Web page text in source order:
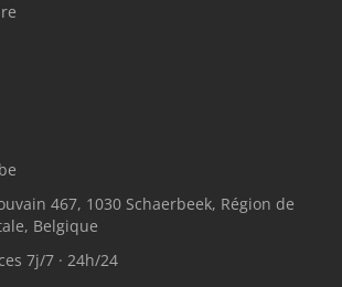
467, 1030 Schaerbeek, Région de
Belgique
7j/7 · 24h/24